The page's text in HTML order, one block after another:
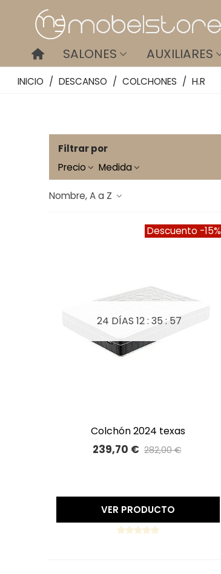
SALONES AUXILIARES
INICIO / DESCANSO / COLCHONES / H.R
Filtrar por
Precio
Medida
Nombre, A a Z
Descuento -15%
A LISTA DE DESEOS
24 DÍAS 12 : 35 : 56
colchón 2024 texas
239,70 € 282,00 €
VER PRODUCTO